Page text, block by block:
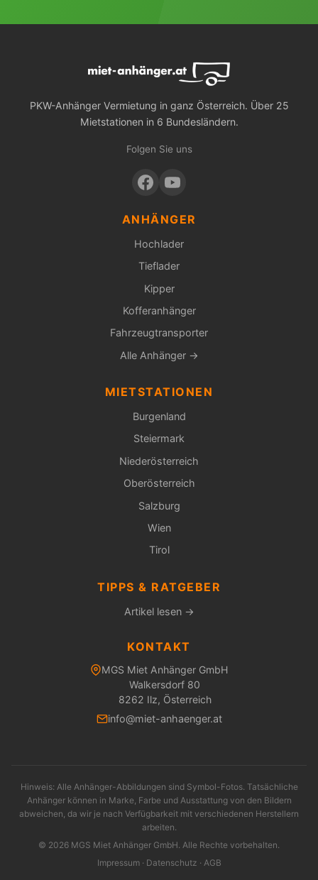
PKW-Anhänger Vermietung in ganz Österreich. Über 25
Mietstationen in 6 Bundesländern.
Folgen Sie uns
ANHÄNGER
Hochlader
Tieflader
Kipper
Kofferanhänger
Fahrzeugtransporter
Alle Anhänger →
MIETSTATIONEN
Burgenland
Steiermark
Niederösterreich
Oberösterreich
Salzburg
Wien
Tirol
TIPPS & RATGEBER
Artikel lesen →
KONTAKT
MGS Miet Anhänger GmbH
Walkersdorf 80
8262 Ilz, Österreich
info@miet-anhaenger.at
Hinweis: Alle Anhänger-Abbildungen sind Symbol-Fotos. Tatsächliche
Anhänger können in Marke, Farbe und Ausstattung von den Bildern
abweichen, da wir je nach Verfügbarkeit mit verschiedenen Herstellern
arbeiten.
© 2026 MGS Miet Anhänger GmbH. Alle Rechte vorbehalten.
Impressum· Datenschutz · AGB